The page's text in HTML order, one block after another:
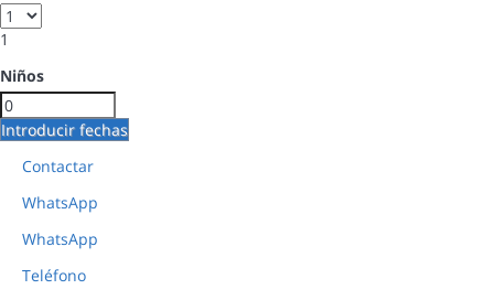
1
Niños
Introducir fechas
Contactar
WhatsApp
WhatsApp
Teléfono